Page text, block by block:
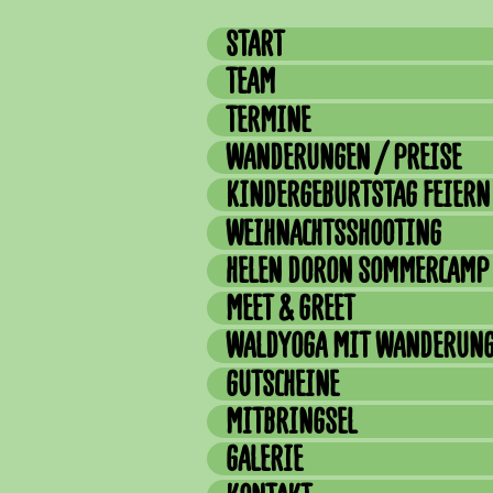
START
TEAM
TERMINE
WANDERUNGEN / PREISE
KINDERGEBURTSTAG FEIERN
WEIHNACHTSSHOOTING
HELEN DORON SOMMERCAMP
MEET & GREET
WALDYOGA MIT
GUTSCHEINE
MITBRINGSEL
GALERIE